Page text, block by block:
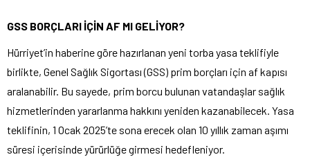
GSS BORÇLARI İÇİN AF MI GELİYOR?
Hürriyet’in haberine göre hazırlanan yeni torba yasa teklifiyle
birlikte, Genel Sağlık Sigortası (GSS) prim borçları için af kapısı
aralanabilir. Bu sayede, prim borcu bulunan vatandaşlar sağlık
hizmetlerinden yararlanma hakkını yeniden kazanabilecek. Yasa
teklifinin, 1 Ocak 2025’te sona erecek olan 10 yıllık zaman aşımı
süresi içerisinde yürürlüğe girmesi hedefleniyor.